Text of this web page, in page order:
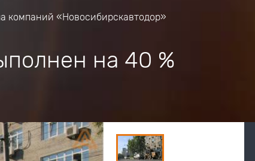
компаний «Новосибирскавтодор»
на 40 %